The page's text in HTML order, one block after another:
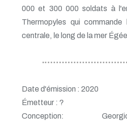
000 et 300 000 soldats à
Thermopyles qui
centrale, le long de la mer
Date d'émission : 2020
Émetteur : ?
Conception: